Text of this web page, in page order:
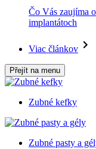
Čo Vás zaujíma
implantátoch
Viac článkov
Přejít na menu
Zubné kefky
Zubné pasty a